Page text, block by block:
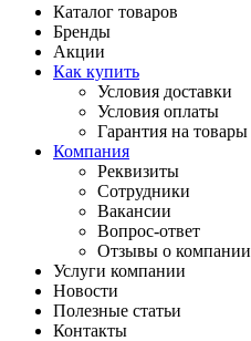
Каталог товаров
Бренды
Акции
Как купить
Условия доставки
Условия оплаты
Гарантия на товары
Компания
Реквизиты
Сотрудники
Вакансии
Вопрос-ответ
Отзывы о компании
Услуги компании
Новости
Полезные статьи
Контакты